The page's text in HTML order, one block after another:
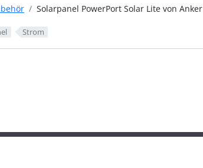
Solarpanel PowerPort Solar Lite von Anker
Strom